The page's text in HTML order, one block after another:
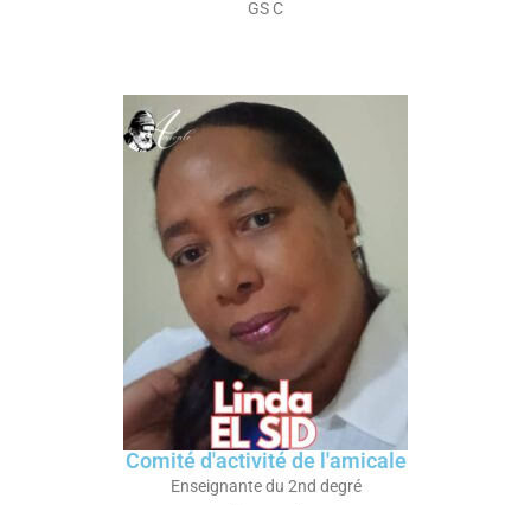
GS C
Comité d'activité de l'amicale
Enseignante du 2nd degré